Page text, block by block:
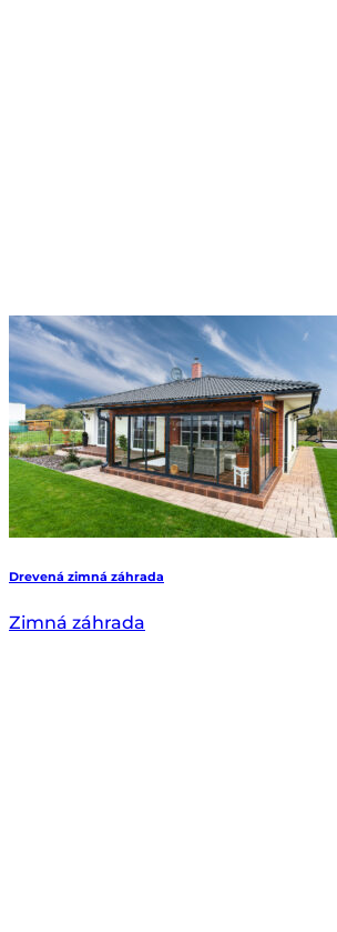
Drevená zimná záhrada
Zimná záhrada